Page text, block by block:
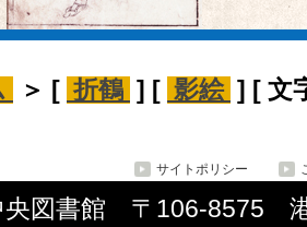
＞ [ 折鶴 ] [ 影絵 ] [ 文
サイトポリシー
央図書館 〒106-8575